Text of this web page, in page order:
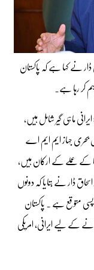
نے کہا ہے کہ پاکستان
ایکس پر اپنے بیان میں انہوں نے کہا کہ ان شہریوں میں 8 ایرانی ماہی گیر شامل ہیں،
جہاز ایم ایم اے
افراد جہاز لینور،ڈیوینا کے عملے کے ارکان ہیں،
ڈار نے بتایا کہ دونوں
متوقع ہے ۔ پاکستان
کے لیے ایرانی، امریکی